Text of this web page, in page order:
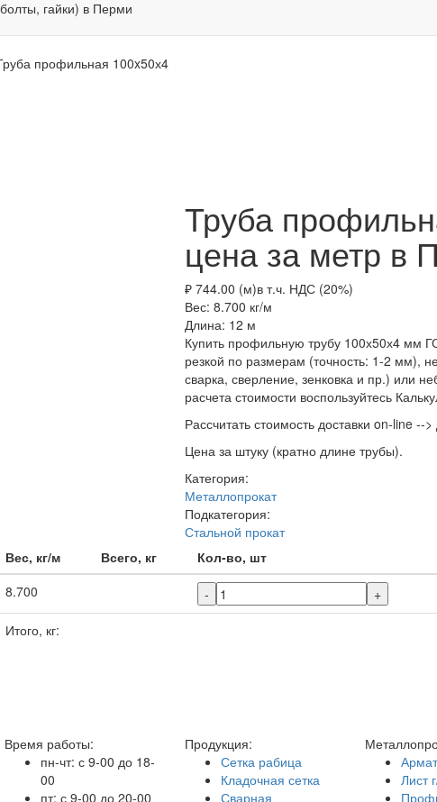
профильная 100x50х4
Труба
цена за метр в
₽ 744.00 (м)в т.ч. НДС (20%)
Вес: 8.700 кг/м
Длина: 12 м
Купить профильную трубу 100х50х4 мм
резкой по размерам (точность: 1-2 мм),
сварка, сверление, зенковка и пр.) или
расчета стоимости воспользуйтесь
Рассчитать стоимость доставки on-line -->
Цена за штуку (кратно длине трубы).
Категория:
Металлопрокат
Подкатегория:
Стальной прокат
Вес, кг/м Всего, кг Кол-во, шт
8.700 -
+
Итого, кг:
Время работы:
пн-чт: с 9-00 до 18-
00
пт: с 9-00 до 20-00
Продукция:
Сетка рабица
Кладочная сетка
Сварная
Лист